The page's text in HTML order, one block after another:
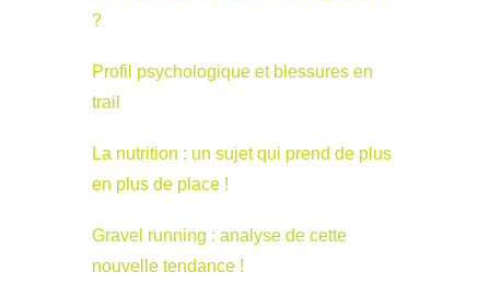
?
Profil psychologique et blessures en
trail
La nutrition : un sujet qui prend de plus
en plus de place !
Gravel running : analyse de cette
nouvelle tendance !